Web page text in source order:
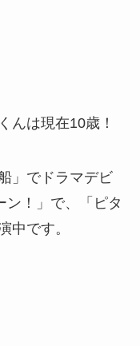
んは現在10歳！
」でドラマデビ
ン！」で、「ピタ
中です。